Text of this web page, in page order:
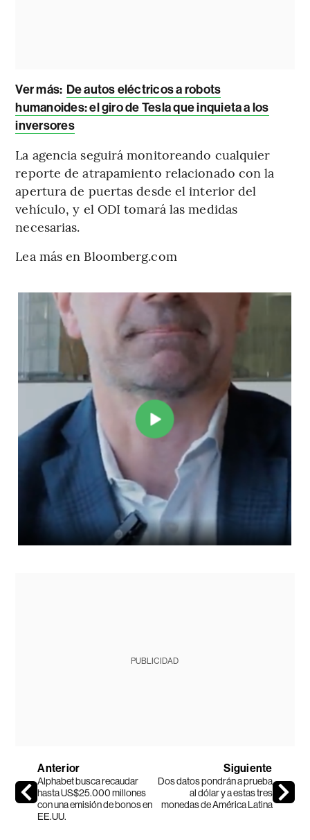
Ver más: De autos eléctricos a robots
humanoides: el giro de Tesla que inquieta a los
inversores
La agencia seguirá monitoreando cualquier
reporte de atrapamiento relacionado con la
apertura de puertas desde el interior del
vehículo, y el ODI tomará las medidas
necesarias.
Lea más en Bloomberg.com
PUBLICIDAD
Anterior
Alphabet busca recaudar
hasta US$25.000 millones
con una emisión de bonos en
EE.UU.
Siguiente
Dos datos pondrán a prueba
al dólar y a estas tres
monedas de América Latina